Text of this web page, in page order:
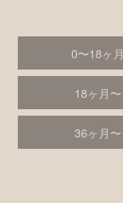
0〜18ヶ月
18ヶ月〜
36ヶ月〜